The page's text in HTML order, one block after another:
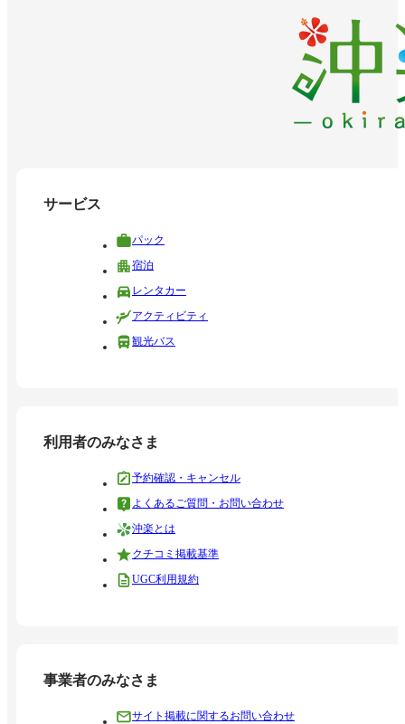
サービス
パック
宿泊
レンタカー
アクティビティ
観光バス
利用者のみなさま
予約確認・キャンセル
よくあるご質問・お問い合わせ
沖楽とは
クチコミ掲載基準
UGC利用規約
事業者のみなさま
サイト掲載に関するお問い合わせ